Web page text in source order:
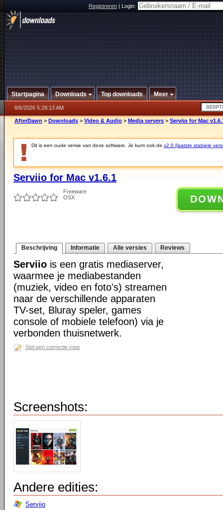
Registreren|Login:
Startpagina Downloads Top downloads Meer
8/6/2026 5:28:13 AM
AfterDawn > Downloads > Video & Audio > Media servers > Serviio for Mac
Dit is een oude versie van deze software. Je kunt ook de v2.0 (laatste stabiele
Serviio for Mac v1.6.1
Freeware
OSX
Beschrijving Informatie Alle versies Reviews
Serviio is een gratis mediaserver,
waarmee je mediabestanden
(muziek, video en foto's) streamen
naar de verschillende apparaten
TV-set, Bluray speler, games
console of mobiele telefoon) via je
verbonden thuisnetwerk.
Stel een correctie voor
Screenshots:
Andere edities:
Serviio